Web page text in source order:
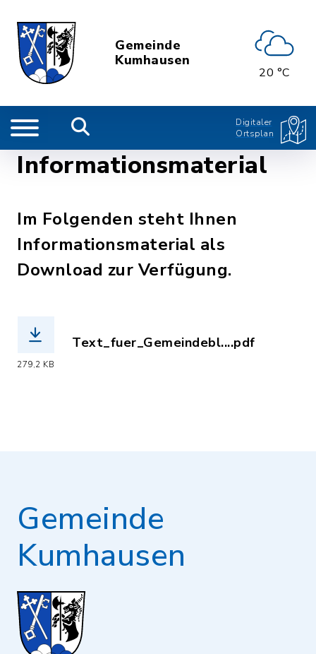
Gemeinde
Kumhausen
20 °C
Digitaler
Ortsplan
Informationsmaterial
Im Folgenden steht Ihnen
Informationsmaterial als
Download zur Verfügung.
279,2 KB
Text_fuer_Gemeindebl....pdf
Gemeinde
Kumhausen